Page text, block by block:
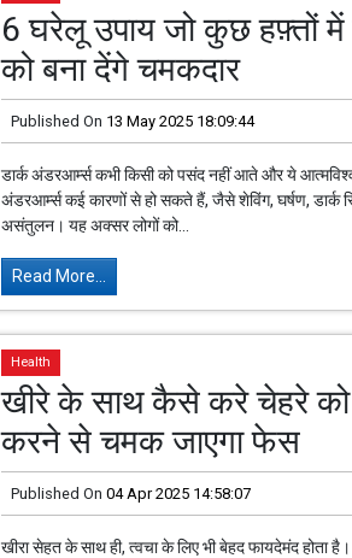
6 घरेलू उपाय जो कुछ हफ़्तों में
को बना देंगे चमकदार
Published On 13 May 2025 18:09:44
डार्क अंडरआर्म्स कभी किसी को पसंद नहीं आते और ये
अंडरआर्म्स कई कारणों से हो सकते हैं, जैसे शेविंग, घर्षण, डार्क
असंतुलन। यह अक्सर लोगों को...
Read More...
Health
खीरे के साथ कैसे करे चेहरे को
करने से चमक जाएगा फेस
Published On 04 Apr 2025 14:58:07
खीरा सेहत के साथ ही, त्वचा के लिए भी बेहद फायदेमंद होता